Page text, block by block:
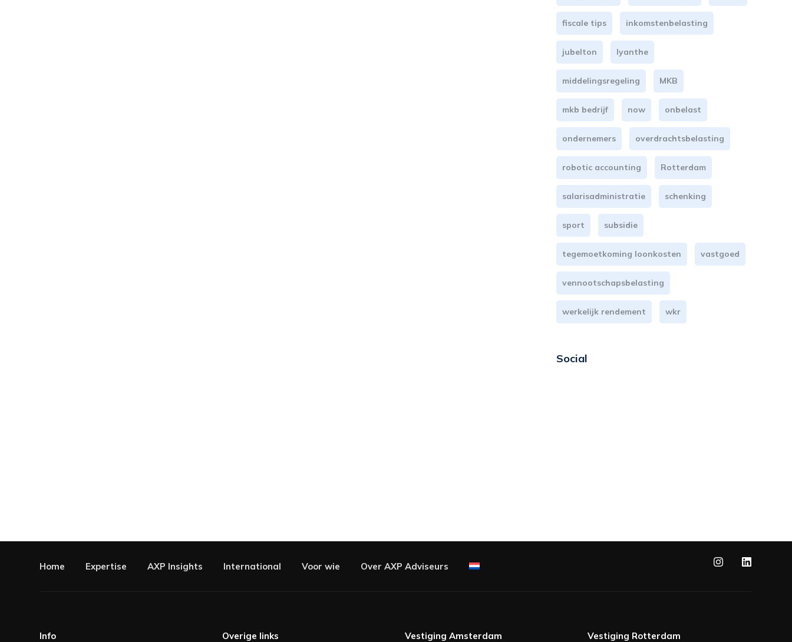
fiscale tips inkomstenbelasting
jubelton lyanthe
middelingsregeling MKB
mkb bedrijf now onbelast
ondernemers overdrachtsbelasting
robotic accounting Rotterdam
salarisadministratie schenking
sport subsidie
tegemoetkoming loonkosten vastgoed
vennootschapsbelasting
werkelijk rendement wkr
Social
Home Expertise AXP Insights International Voor wie Over AXP Adviseurs
Info Overige links Vestiging Amsterdam Vestiging Rotterdam